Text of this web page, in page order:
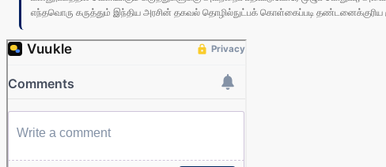
எந்தவொரு கருத்தும் இந்திய அரசின் தகவல் தொழில்நுட்பக் கொள்கைப்படி தண்டனைக்குரிய